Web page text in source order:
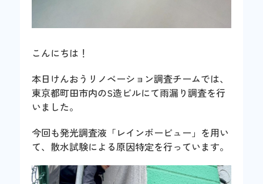
こんにちは！
本日けんおうリノベーション調査チームでは、
東京都町田市内のS造ビルにて雨漏り調査を行
いました。
今回も発光調査液「レインボービュー」を用い
て、散水試験による原因特定を行っています。